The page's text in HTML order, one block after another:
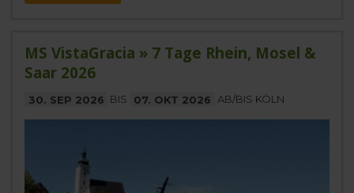
MS VistaGracia » 7 Tage Rhein, Mosel &
Saar 2026
30. SEP 2026 BIS 07. OKT 2026 AB/BIS KÖLN